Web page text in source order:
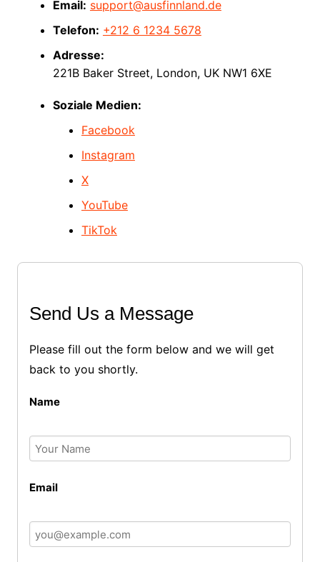
Email: support@ausfinnland.de
Telefon: +212 6 1234 5678
Adresse:
221B Baker Street, London, UK NW1 6XE
Soziale Medien:
Facebook
Instagram
X
YouTube
TikTok
Send Us a Message
Please fill out the form below and we will get
back to you shortly.
Name
Email